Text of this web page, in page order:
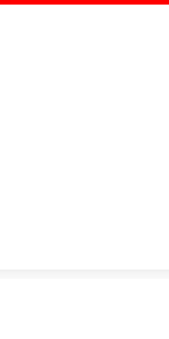
Başkan Orhan Çerkez